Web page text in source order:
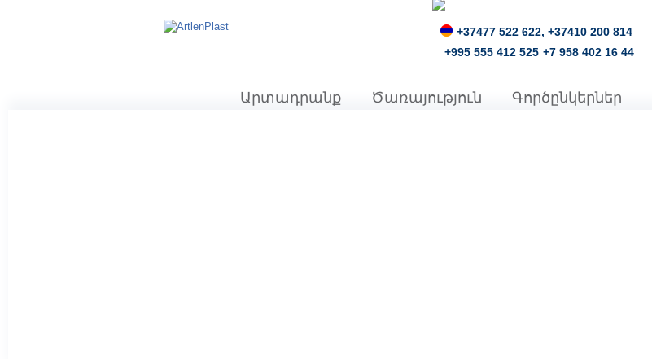
+37477 522 622, +37410 200 814
+995 555 412 525 +7 958 402 16 44
Արտադրանք Ծառայություն Գործընկերներ